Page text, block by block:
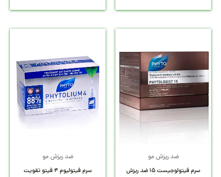
ضد ریزش مو
سرم فیتولوجیست 15 ضد ریزش
ضد ریزش مو
سرم فیتولیوم 4 فیتو تقویت